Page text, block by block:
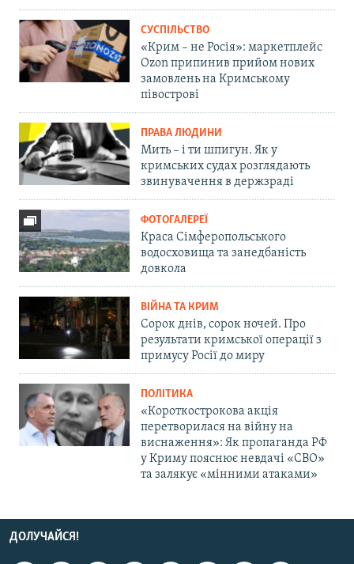
СУСПІЛЬСТВО
«Крим – не Росія»: маркетплейс
Ozon припинив прийом нових
замовлень на Кримському
півострові
ПРАВА ЛЮДИНИ
Мить – і ти шпигун. Як у
кримських судах розглядають
звинувачення в держзраді
ФОТОГАЛЕРЕЇ
Краса Сімферопольського
водосховища та занедбаність
довкола
ВІЙНА ТА КРИМ
Сорок днів, сорок ночей. Про
результати кримської операції з
примусу Росії до миру
ПОЛІТИКА
«Короткострокова акція
перетворилася на війну на
виснаження»: Як пропаганда РФ
у Криму пояснює невдачі «СВО»
та залякує «мінними атаками»
ДОЛУЧАЙСЯ!